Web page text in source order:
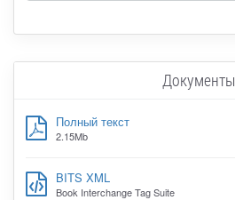
Документы
Полный текст
2.15Mb
BITS XML
Book Interchange Tag Suite